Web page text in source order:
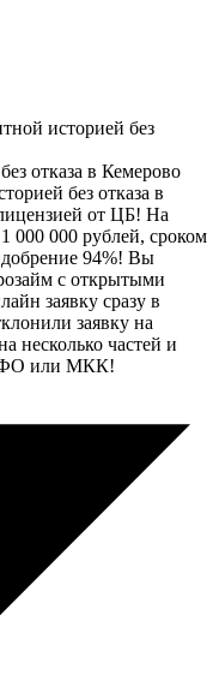
историей без
отказа в Кемерово
без отказа в
от ЦБ! На
000 000 рублей, сроком
94%! Вы
с открытыми
заявку сразу в
заявку на
несколько частей и
или МКК!